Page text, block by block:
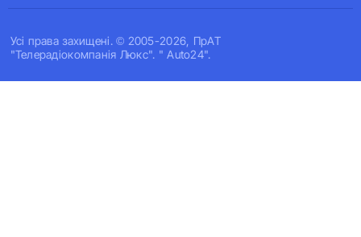
Усi права захищенi. © 2005-2026, ПрАТ
"Телерадіокомпанія Люкс". " Auto24".